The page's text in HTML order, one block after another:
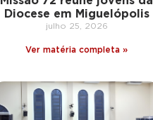
Diocese em Miguelópolis
julho 25, 2026
Ver matéria completa »